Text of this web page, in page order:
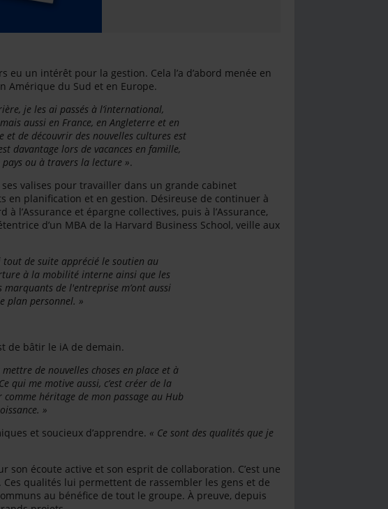
eu un intérêt pour la gestion. Cela l’a d’abord menée en
Amérique du Sud et en Europe.
je les ai passés à l’international,
aussi en France, en Angleterre et en
et de découvrir des nouvelles cultures est
davantage lors de vacances en famille,
pays ou à travers la lecture ».
valises pour travailler dans un grande cabinet
en planification et en gestion. Désireuse de continuer à
l’Assurance et épargne collectives, puis à l’Assurance,
d’un MBA de la Harvard Business School, veille aux
tout de suite apprécié le soutien au
à la mobilité interne ainsi que les
de l'entreprise m’ont aussi
plan personnel. »
de bâtir le iA de demain.
de nouvelles choses en place et à
qui me motive aussi, c’est créer de la
comme héritage de mon passage au Hub
»
et soucieux d’apprendre. « Ce sont des qualités que je
son écoute active et son esprit de collaboration. C’est une
qualités lui permettent de rassembler les gens et de
au bénéfice de tout le groupe. À preuve, depuis